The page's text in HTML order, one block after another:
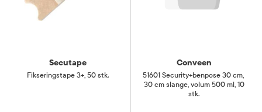
Secutape
Fikseringstape 3+, 50 stk.
Conveen
51601 Security+benpose 30 cm,
30 cm slange, volum 500 ml, 10
stk.